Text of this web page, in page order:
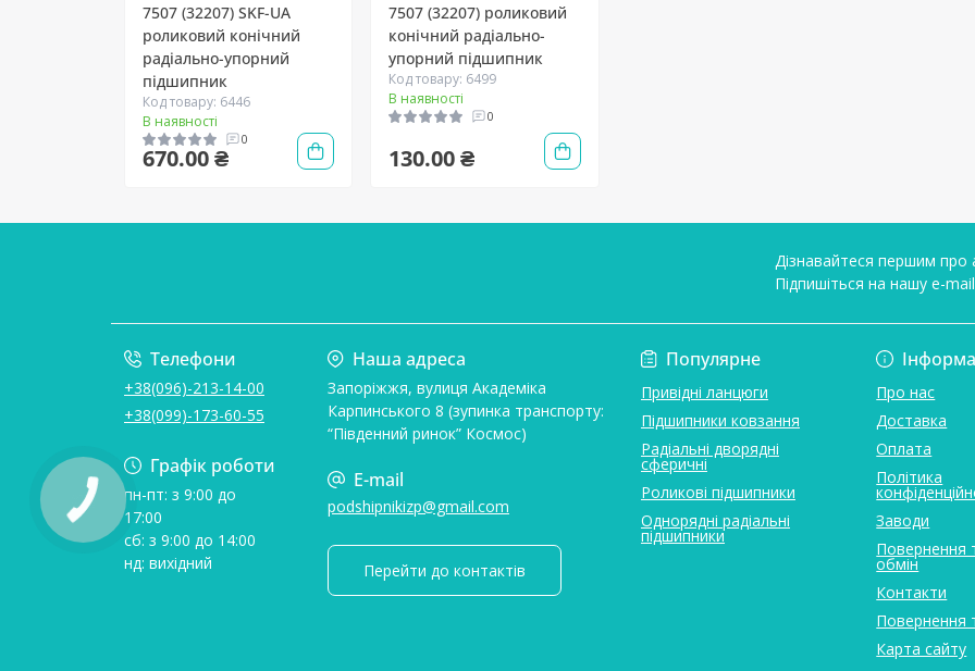
7507 (32207) SKF-UA
роликовий конічний
радіально-упорний
підшипник
Код товару: 6446
В наявності
0
670.00 ₴
7507 (32207) роликовий
конічний радіально-
упорний підшипник
Код товару: 6499
В наявності
0
130.00 ₴
Дізнавайтеся першим про
Підпишіться на нашу e-
Телефони
+38(096)-213-14-00
+38(099)-173-60-55
Графік роботи
пн-пт: з 9:00 до
17:00
сб: з 9:00 до 14:00
нд: вихідний
Наша адреса
Запоріжжя, вулиця Академіка
Карпинського 8 (зупинка транспорту:
“Південний ринок” Космос)
E-mail
podshipnikizp@gmail.com
Перейти до контактів
Популярне
Привідні ланцюги
Підшипники ковзання
Радіальні дворядні
сферичні
Роликові підшипники
Однорядні радіальні
підшипники
Про нас
Доставка
Оплата
Політика
Заводи
Повернення
обмін
Контакти
Повернення
Карта сайту